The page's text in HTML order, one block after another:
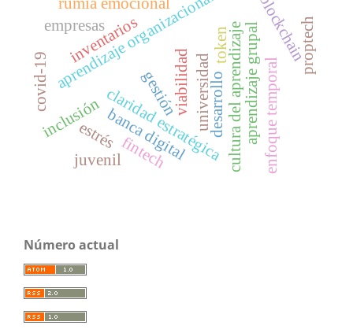
aprendizaje organizacionalcultura del aprendizaje
claridad estratégica aprendizaje grupal
gestión
inventarios
empresas
viabilidad
banca digital
inclusión
fintech
token blockchain
estrés enfoque temporal
juvenil
universidad
covid-19 desarrollo
proptech
Número actual